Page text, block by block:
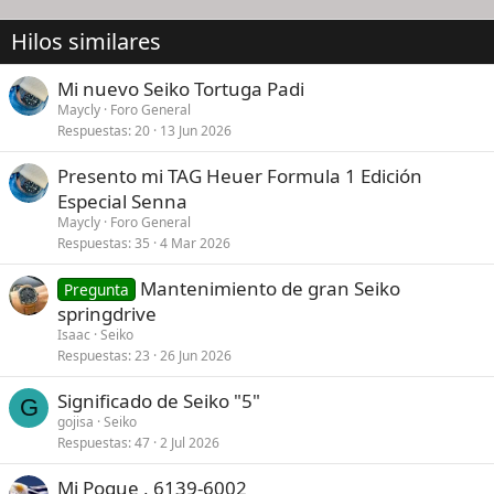
i
o
e
s
:
Hilos similares
Mi nuevo Seiko Tortuga Padi
Maycly Foro General
Respuestas 20 13 Jun 2026
Presento mi TAG Heuer Formula 1 Edición
Especial Senna
Maycly Foro General
Respuestas 35 4 Mar 2026
Pregunta
Mantenimiento de gran Seiko
springdrive
Isaac Seiko
Respuestas 23 26 Jun 2026
G Significado de Seiko "5"
gojisa Seiko
Respuestas 47 2 Jul 2026
Mi Pogue , 6139-6002